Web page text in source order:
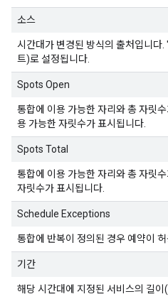
소스
시간대가 변경된 방식의 출처입니다.
트)로 설정됩니다.
Spots Open
통합에 이용 가능한 자리와 총 자릿
용 가능한 자릿수가 표시됩니다.
Spots Total
통합에 이용 가능한 자리와 총 자릿
자릿수가 표시됩니다.
Schedule Exceptions
통합에 반복이 정의된 경우 예약이
기간
해당 시간대에 지정된 서비스의 길이